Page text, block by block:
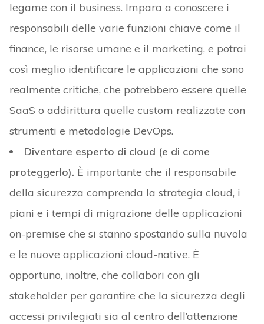
legame con il business. Impara a conoscere i
responsabili delle varie funzioni chiave come il
finance, le risorse umane e il marketing, e potrai
così meglio identificare le applicazioni che sono
realmente critiche, che potrebbero essere quelle
SaaS o addirittura quelle custom realizzate con
strumenti e metodologie DevOps.
Diventare esperto di cloud (e di come
proteggerlo). È importante che il responsabile
della sicurezza comprenda la strategia cloud, i
piani e i tempi di migrazione delle applicazioni
on-premise che si stanno spostando sulla nuvola
e le nuove applicazioni cloud-native. È
opportuno, inoltre, che collabori con gli
stakeholder per garantire che la sicurezza degli
accessi privilegiati sia al centro dell’attenzione